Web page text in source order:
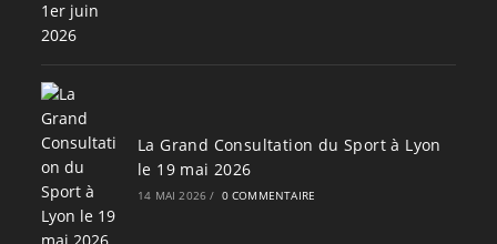
La Grand Consultation du Sport à Lyon
le 19 mai 2026
14 MAI 2026 / 0 COMMENTAIRE